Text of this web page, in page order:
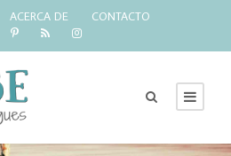
ACERCA DE CONTACTO